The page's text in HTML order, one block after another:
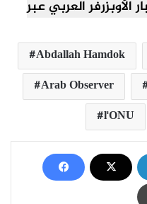
Abdallah Hamdok
Arab Observer
l'ONU